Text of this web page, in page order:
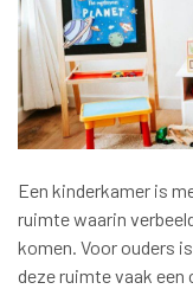
Een kinderkamer is
ruimte waarin
komen. Voor ouders
deze ruimte vaak een